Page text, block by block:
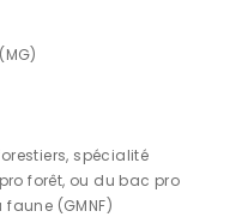
spécialité
forêt, ou du bac pro
(GMNF)